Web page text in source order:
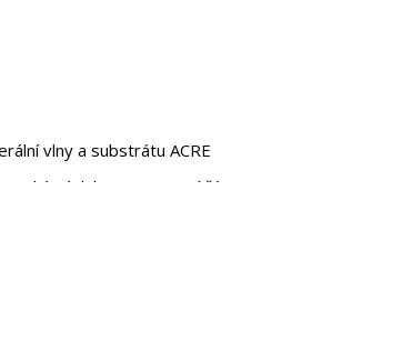
vlny a substrátu ACRE
závlaha u intenzivní části